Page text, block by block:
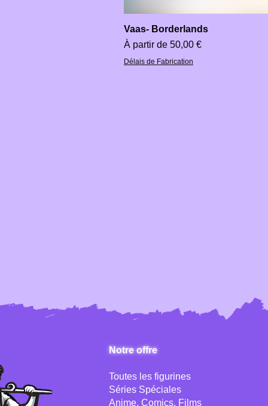
Vaas- Borderlands
À partir de 50,00 €
Prix promotionnel
Délais de Fabrication
Notre offre
Toutes les figurines
Séries Spéciales
Anime, Comics, Films